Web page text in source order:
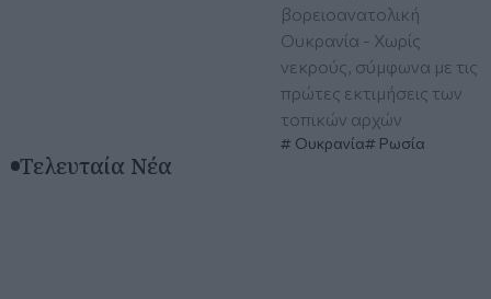
βορειοανατολική
Ουκρανία - Χωρίς
νεκρούς, σύμφωνα με τις
πρώτες εκτιμήσεις των
τοπικών αρχών
Ουκρανία Ρωσία
Τελευταία Νέα